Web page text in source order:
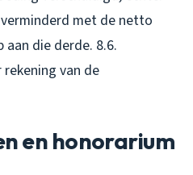
met de netto
die derde. 8.6.
van de
en honorarium